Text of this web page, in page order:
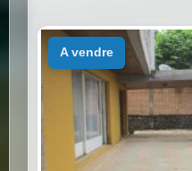
a vendre